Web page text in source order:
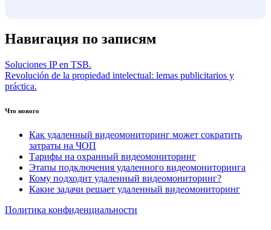
Навигация по записям
Soluciones IP en TSB.
Revolución de la propiedad intelectual: lemas publicitarios y
práctica.
Что нового
Как удаленный видеомониторинг может сократить
затраты на ЧОП
Тарифы на охранный видеомониторинг
Этапы подключения удаленного видеомониторинга
Кому подходит удаленный видеомониторинг?
Какие задачи решает удаленный видеомониторинг
Политика конфиденциальности